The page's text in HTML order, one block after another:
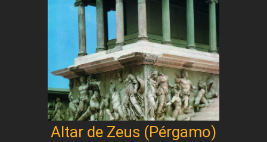
Altar de Zeus (Pérgamo)